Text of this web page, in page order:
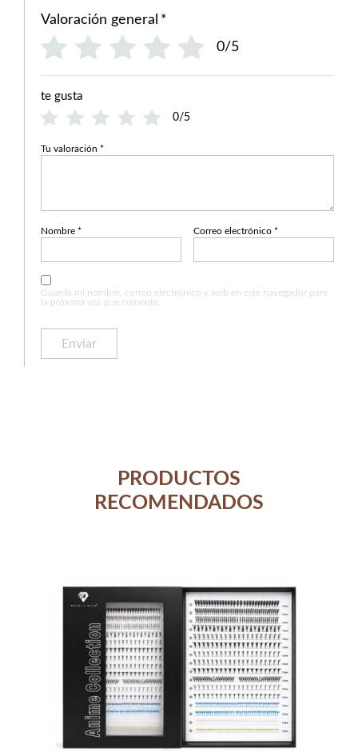
Valoración general *
0/5
te gusta
0/5
Tu valoración *
Nombre * Correo electrónico *
Guarda mi nombre, correo electrónico y web en este navegador para
la próxima vez que comente.
PRODUCTOS
RECOMENDADOS